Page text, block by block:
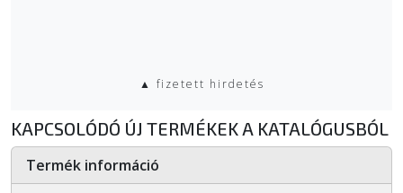
▲ fizetett hirdetés
KAPCSOLÓDÓ ÚJ TERMÉKEK A KATALÓGUSBÓL
Termék információ